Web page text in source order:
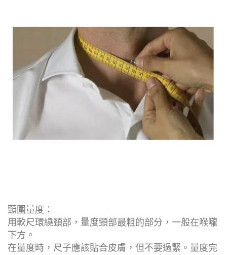
頸圍量度：
用軟尺環繞頸部，量度頸部最粗的部分，一般在喉嚨
下方。
在量度時，尺子應該貼合皮膚，但不要過緊。量度完